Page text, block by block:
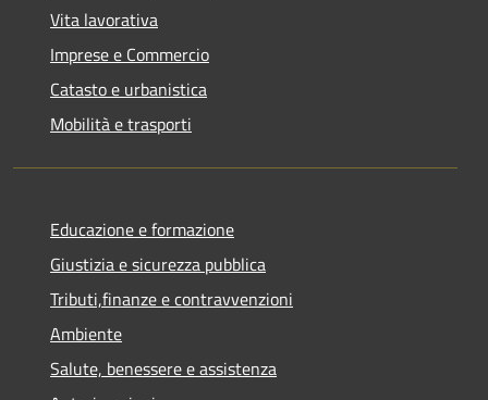
Vita lavorativa
Imprese e Commercio
Catasto e urbanistica
Mobilità e trasporti
Educazione e formazione
Giustizia e sicurezza pubblica
Tributi,finanze e contravvenzioni
Ambiente
Salute, benessere e assistenza